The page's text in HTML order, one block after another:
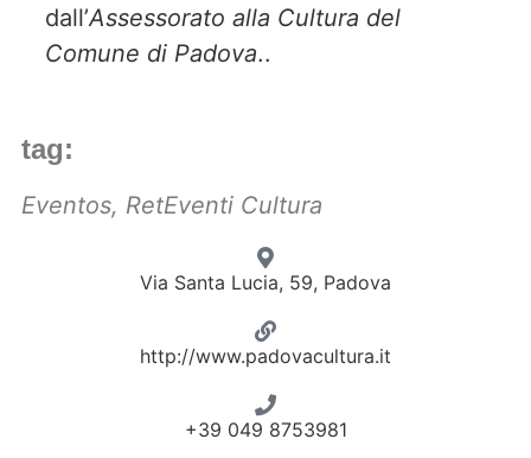
dall’Assessorato alla Cultura del
Comune di Padova..
tag:
Eventos, RetEventi Cultura
Via Santa Lucia, 59, Padova
http://www.padovacultura.it
+39 049 8753981